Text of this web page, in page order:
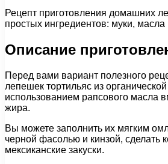
Рецепт приготовления домашних
простых ингредиентов: муки,
Описание
Перед вами вариант полезного
лепешек тортильяс из
использованием рапсового масла
жира.
Вы можете заполнить их мягким
черной фасолью и кинзой, сделать
мексиканские закуски.